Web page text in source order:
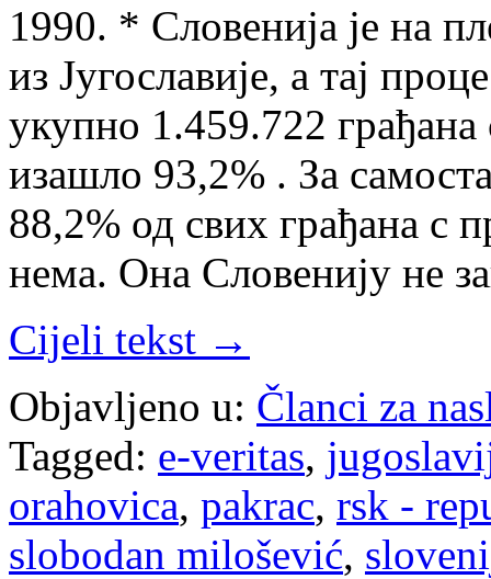
1990. * Словенија је на
из Југославије, а тај
укупно 1.459.722 грађана
изашло 93,2% . За
88,2% од свих грађана с
нема. Она Словенију не
Cijeli tekst →
Objavljeno u: Članci za
Tagged: e-veritas,
orahovica, pakrac, rsk -
slobodan milošević,